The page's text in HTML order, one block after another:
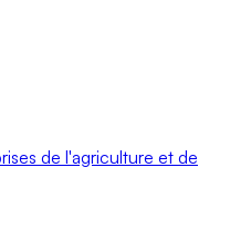
de l'agriculture et de